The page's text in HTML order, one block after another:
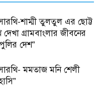
শাম্মী তুলতুল এর ছোট্ট
গ্রামবাংলার জীবনের
দেশ”
মমতাজ মনি শেলী